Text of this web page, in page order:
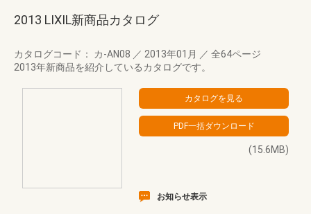
2013 LIXIL新商品カタログ
カタログコード： カ-AN08 ／ 2013年01月 ／ 全64ページ
2013年新商品を紹介しているカタログです。
(15.6MB)
お知らせ表示